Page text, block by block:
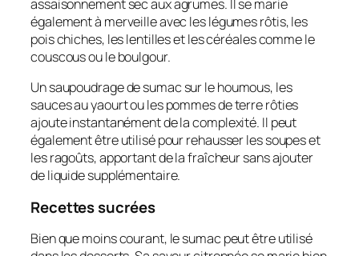
assaisonnement sec aux agrumes. Il se marie
également à merveille avec les légumes rôtis, les
pois chiches, les lentilles et les céréales comme le
couscous ou le boulgour.
Un saupoudrage de sumac sur le houmous, les
sauces au yaourt ou les pommes de terre rôties
ajoute instantanément de la complexité. Il peut
également être utilisé pour rehausser les soupes et
les ragoûts, apportant de la fraîcheur sans ajouter
de liquide supplémentaire.
Recettes sucrées
Bien que moins courant, le sumac peut être utilisé